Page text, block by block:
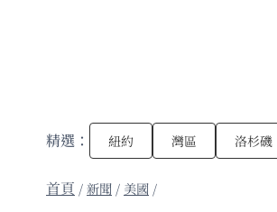
精選： 紐約 灣區 洛杉磯
/新聞 / 美國 /